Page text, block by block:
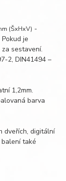
(ŠxHxV) -
je
sestavení.
2, DIN41494 –
1,2mm.
barva
dveřích, digitální
také